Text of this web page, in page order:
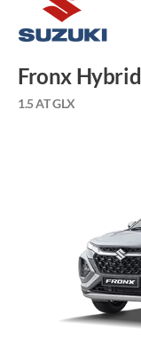
Fronx Hybrid
1.5 AT GLX